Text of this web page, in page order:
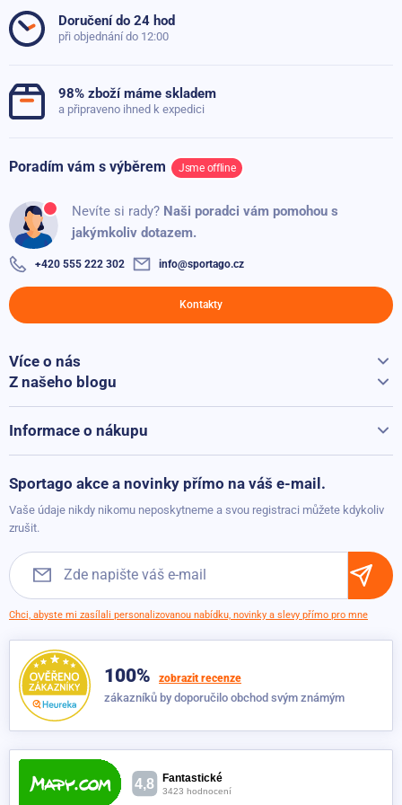
4
3
1
Ověřený zákazník
Přidáno: 09.05.2026
Doručení do 24 hod
při objednání do 12:00
98% zboží máme skladem
a připraveno ihned k expedici
Poradím vám s výběrem Jsme offline
Nevíte si rady? Naši poradci vám pomohou s
jakýmkoliv dotazem.
+420 555 222 302 info@sportago.cz
Kontakty
Více o nás
Vše o Sportago
Kontakty
Z našeho blogu
Běžecké pásy při přepravě hýčkáme
Informace o nákupu
Obchodní podmínky
Sportago akce a novinky přímo na váš e-mail.
Vaše údaje nikdy nikomu neposkytneme a svou registraci můžete kdykoliv
zrušit.
Chci, abyste mi zasílali personalizovanou nabídku, novinky a slevy přímo pro mne
100% zobrazit recenze
zákazníků by doporučilo obchod svým známým